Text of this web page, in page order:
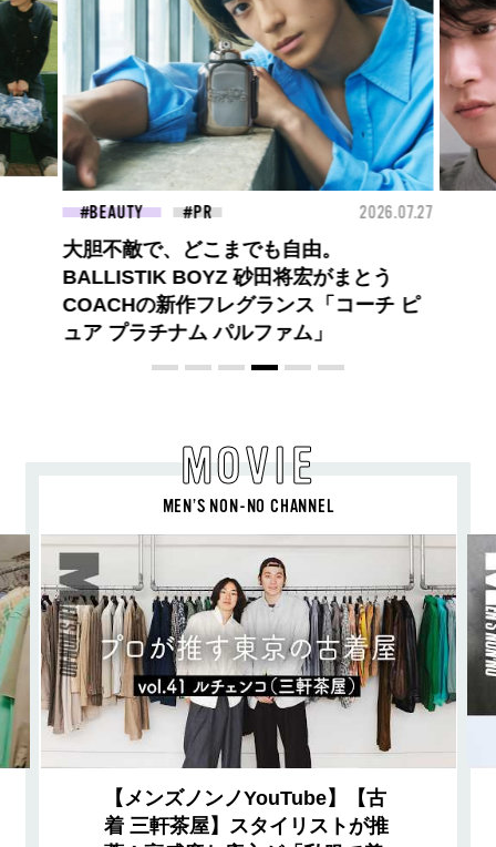
FASHION 2026.07.09
高橋璃央と、ジュエッテの出会い。夏の
定番、ピンクゴールドが印象的
な“SUMMER PINK”［meets Jouete!
Vol.12］
MOVIE
MEN’S NON-NO CHANNEL
【メンズノンノYouTube】【古
着 三軒茶屋】スタイリストが推